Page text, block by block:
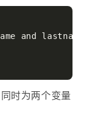
时为两个变量